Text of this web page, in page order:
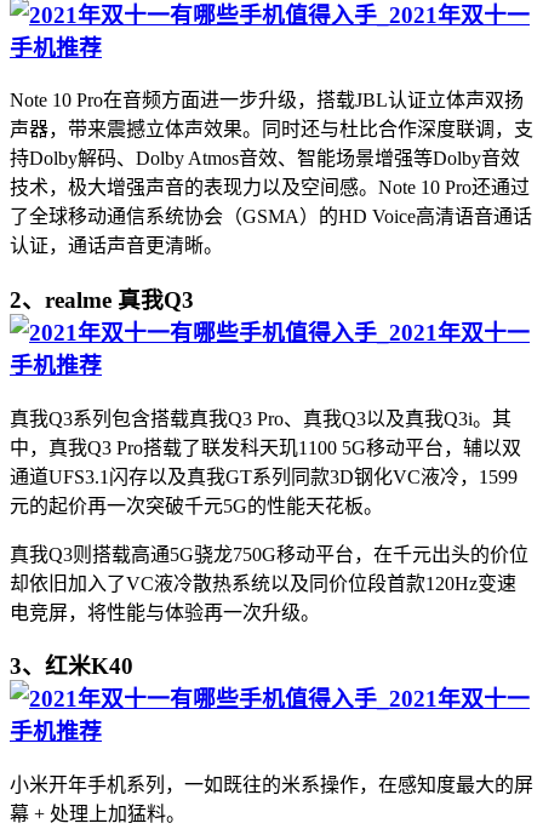
Note 10 Pro在音频方面进一步升级，搭载JBL认证立体声双扬
声器，带来震撼立体声效果。同时还与杜比合作深度联调，支
持Dolby解码、Dolby Atmos音效、智能场景增强等Dolby音效
技术，极大增强声音的表现力以及空间感。Note 10 Pro还通过
了全球移动通信系统协会（GSMA）的HD Voice高清语音通话
认证，通话声音更清晰。
2、realme 真我Q3
真我Q3系列包含搭载真我Q3 Pro、真我Q3以及真我Q3i。其
中，真我Q3 Pro搭载了联发科天玑1100 5G移动平台，辅以双
通道UFS3.1闪存以及真我GT系列同款3D钢化VC液冷，1599
元的起价再一次突破千元5G的性能天花板。
真我Q3则搭载高通5G骁龙750G移动平台，在千元出头的价位
却依旧加入了VC液冷散热系统以及同价位段首款120Hz变速
电竞屏，将性能与体验再一次升级。
3、红米K40
小米开年手机系列，一如既往的米系操作，在感知度最大的屏
幕 + 处理上加猛料。